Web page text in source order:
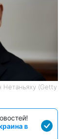
(Getty
в